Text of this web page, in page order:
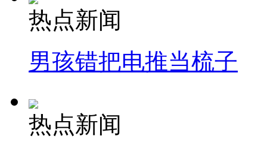
热点新闻
男孩错把电推当梳子
热点新闻